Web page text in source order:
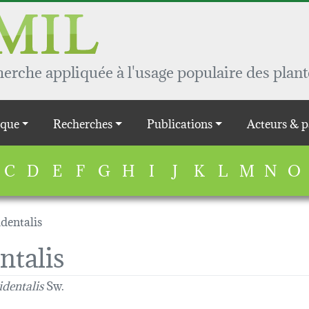
appliquée à l'usage populaire des
Recherches Publications Acteurs &
C D E F G H I J K L M N O
Sw.